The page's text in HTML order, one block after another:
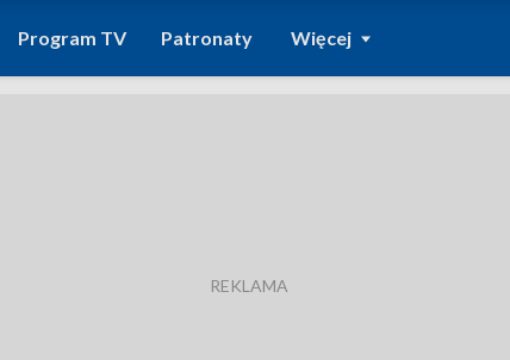
Program TV Patronaty Więcej